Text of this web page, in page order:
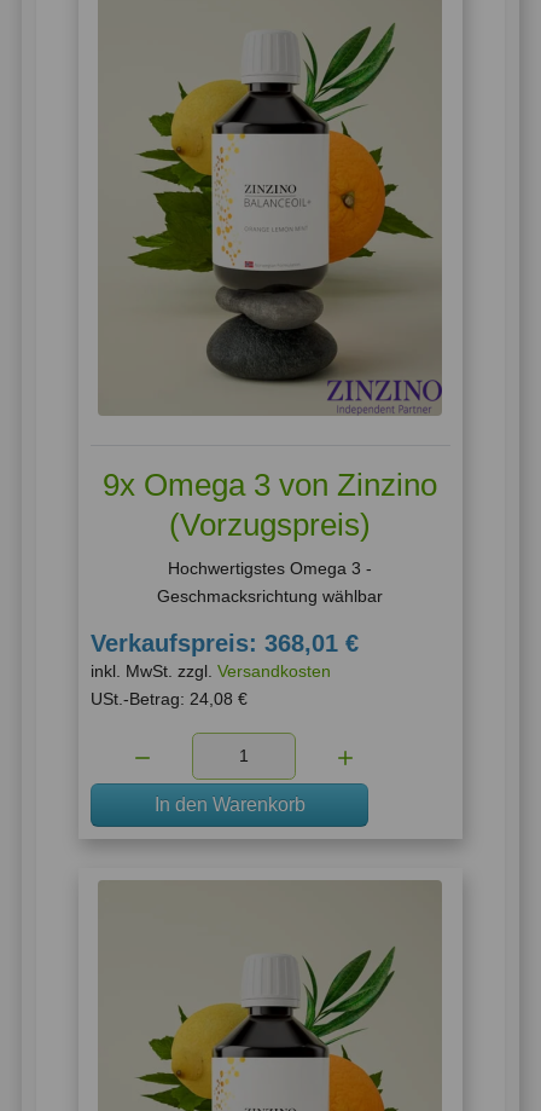
9x Omega 3 von Zinzino
(Vorzugspreis)
Hochwertigstes Omega 3 -
Geschmacksrichtung wählbar
Verkaufspreis:368,01 €
inkl. MwSt. zzgl.Versandkosten
USt.-Betrag: 24,08 €
In den Warenkorb